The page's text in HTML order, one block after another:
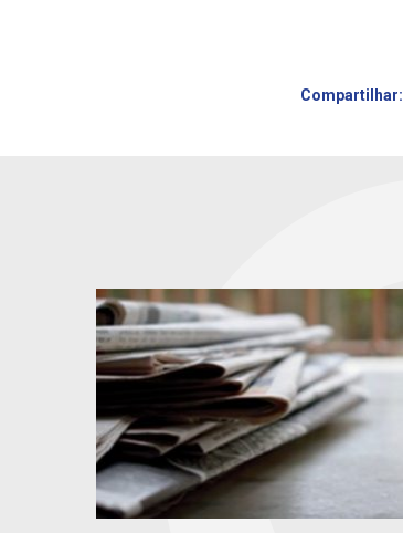
Compartilhar: